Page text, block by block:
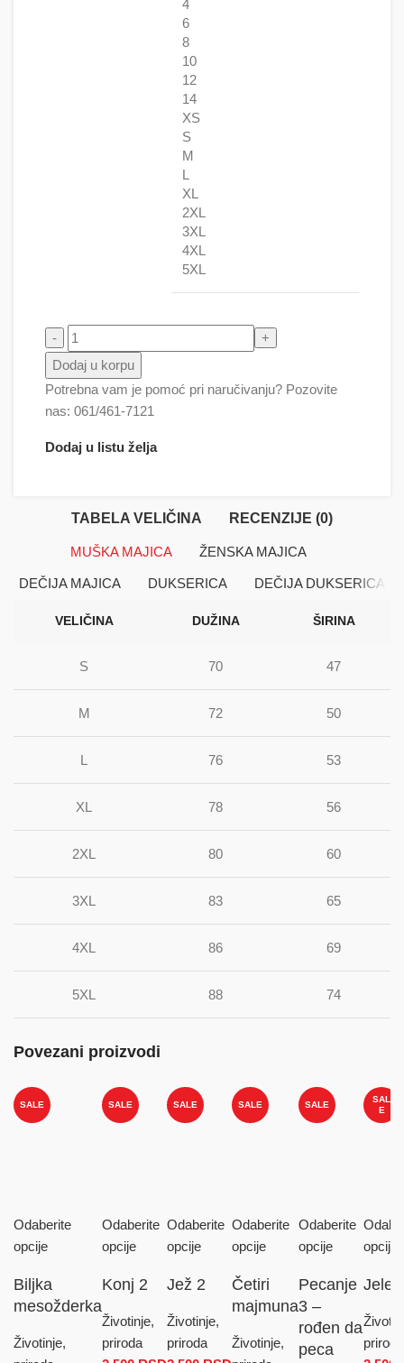
4
6
8
10
12
14
XS
S
M
L
XL
2XL
3XL
4XL
5XL
Slon Leptir količina
Dodaj u korpu
Potrebna vam je pomoć pri naručivanju? Pozovite
nas: 061/461-7121
Dodaj u listu želja
TABELA VELIČINA RECENZIJE (0)
MUŠKA MAJICA ŽENSKA MAJICA
DEČIJA MAJICA DUKSERICA DEČIJA DUKSERICA
VELIČINA DUŽINA ŠIRINA
S 70 47
M 72 50
L 76 53
XL 78 56
2XL 80 60
3XL 83 65
4XL 86 69
5XL 88 74
Povezani proizvodi
SALE
Odaberite
opcije
Biljka
mesožderka
Životinje,
SALE
Odaberite
opcije
Konj 2
Životinje,
priroda
SALE
Odaberite
opcije
Jež 2
Životinje,
priroda
SALE
Odaberite
opcije
Četiri
majmuna
Životinje,
SALE
Odaberite
opcije
Pecanje
3 –
rođen da
peca
SAL
E
opcije
priroda